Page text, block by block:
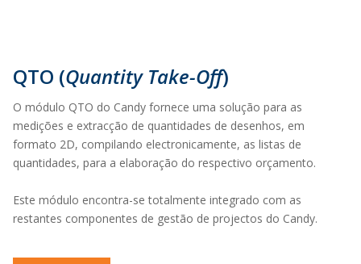
QTO (Quantity Take-Off)
O módulo QTO do Candy fornece uma solução para as
medições e extracção de quantidades de desenhos, em
formato 2D, compilando electronicamente, as listas de
quantidades, para a elaboração do respectivo orçamento.
Este módulo encontra-se totalmente integrado com as
restantes componentes de gestão de projectos do Candy.